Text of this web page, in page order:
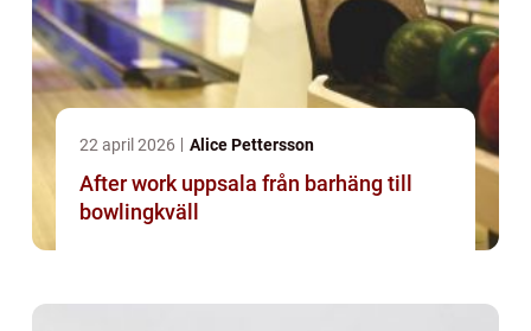
22 april 2026 Alice Pettersson
After work uppsala från barhäng till
bowlingkväll